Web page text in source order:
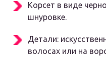
Корсет в виде
шнуровке.
Детали:
волосах или на